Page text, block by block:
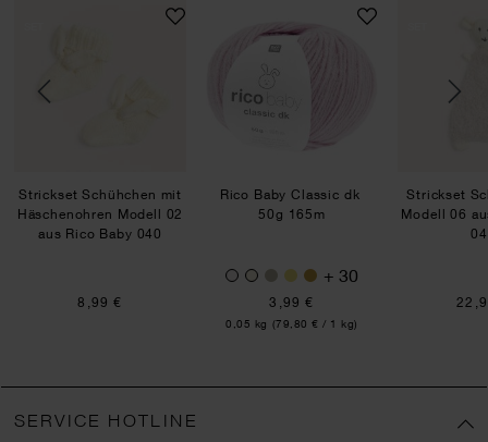
Strickset Schühchen mit
Häschenohren Modell 02
aus Rico Baby 040
8,99 €
Rico Baby Classic dk
50g 165m
+ 30
3,99 €
Inhalt:
0,05 kg (79,80 € / 1 kg)
Strickset
Modell 06
SERVICE HOTLINE